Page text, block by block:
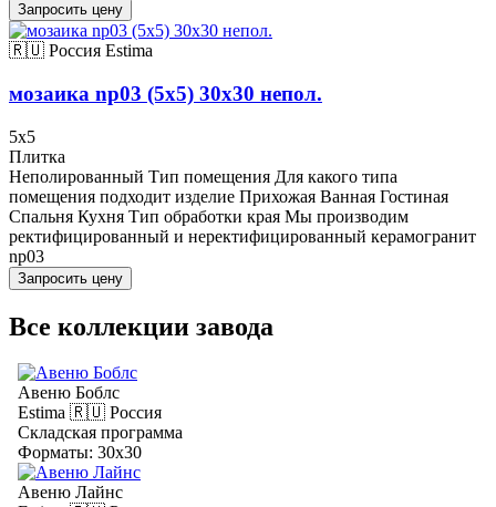
Запросить цену
🇷🇺 Россия Estima
мозаика np03 (5х5) 30x30 непол.
5x5
Плитка
Неполированный Тип помещения Для какого типа
помещения подходит изделие Прихожая Ванная Гостиная
Спальня Кухня Тип обработки края Мы производим
ректифицированный и неректифицированный керамогранит
np03
Запросить цену
Все коллекции завода
Авеню Боблс
Estima 🇷🇺 Россия
Складская программа
Форматы: 30x30
Авеню Лайнс